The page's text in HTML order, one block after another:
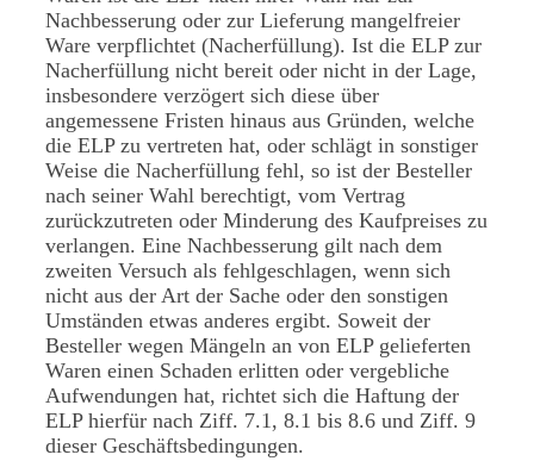
Nachbesserung oder zur Lieferung mangelfreier
Ware verpflichtet (Nacherfüllung). Ist die ELP zur
Nacherfüllung nicht bereit oder nicht in der Lage,
insbesondere verzögert sich diese über
angemessene Fristen hinaus aus Gründen, welche
die ELP zu vertreten hat, oder schlägt in sonstiger
Weise die Nacherfüllung fehl, so ist der Besteller
nach seiner Wahl berechtigt, vom Vertrag
zurückzutreten oder Minderung des Kaufpreises zu
verlangen. Eine Nachbesserung gilt nach dem
zweiten Versuch als fehlgeschlagen, wenn sich
nicht aus der Art der Sache oder den sonstigen
Umständen etwas anderes ergibt. Soweit der
Besteller wegen Mängeln an von ELP gelieferten
Waren einen Schaden erlitten oder vergebliche
Aufwendungen hat, richtet sich die Haftung der
ELP hierfür nach Ziff. 7.1, 8.1 bis 8.6 und Ziff. 9
dieser Geschäftsbedingungen.